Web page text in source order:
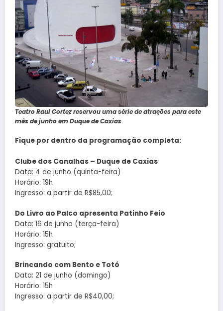
Teatro Raul Cortez reservou uma série de atrações para este
mês de junho em Duque de Caxias
Fique por dentro da programação completa:
Clube dos Canalhas – Duque de Caxias
Data: 4 de junho (quinta-feira)
Horário: 19h
Ingresso: a partir de R$85,00;
Do Livro ao Palco apresenta Patinho Feio
Data: 16 de junho (terça-feira)
Horário: 15h
Ingresso: gratuito;
Brincando com Bento e Totó
Data: 21 de junho (domingo)
Horário: 15h
Ingresso: a partir de R$40,00;